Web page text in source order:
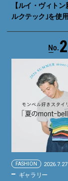
【ルイ・ヴィト
ルクテック｣を使
2
FASHION 2026.7.27
ギャラリー